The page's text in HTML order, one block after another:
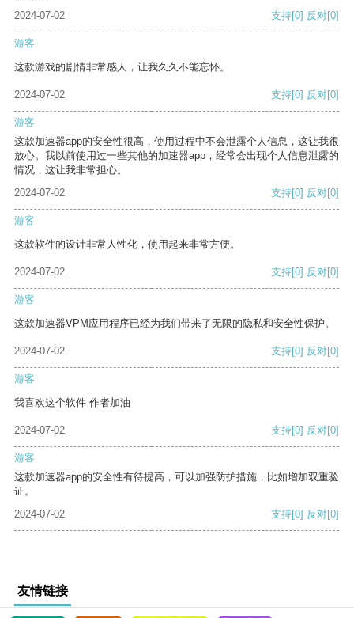
2024-07-02
支持[0] 反对[0]
游客
这款游戏的剧情非常感人，让我久久不能忘怀。
2024-07-02 支持[0] 反对[0]
游客
这款加速器app的安全性很高，使用过程中不会泄露个人信息，这让我很
放心。我以前使用过一些其他的加速器app，经常会出现个人信息泄露的
情况，这让我非常担心。
2024-07-02
支持[0] 反对[0]
游客
这款软件的设计非常人性化，使用起来非常方便。
2024-07-02 支持[0] 反对[0]
游客
这款加速器VPM应用程序已经为我们带来了无限的隐私和安全性保护。
2024-07-02 支持[0] 反对[0]
游客
我喜欢这个软件 作者加油
2024-07-02 支持[0] 反对[0]
游客
这款加速器app的安全性有待提高，可以加强防护措施，比如增加双重验
证。
2024-07-02
支持[0] 反对[0]
友情链接